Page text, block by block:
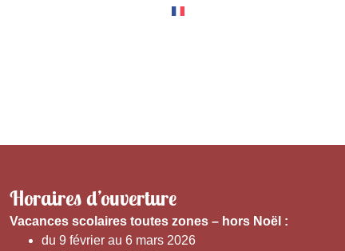
Horaires d’ouverture
Vacances scolaires toutes zones – hors Noël :
du 9 février au 6 mars 2026